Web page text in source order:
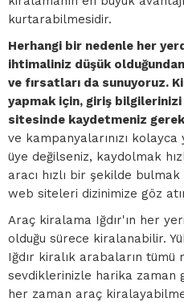
kurtarabilmesidir.
Herhangi bir nedenle her
ihtimaliniz düşük
ve fırsatları da sunuyoruz.
yapmak için, giriş
sitesinde kaydetmeniz
ve kampanyalarınızı
üye değilseniz, kaydolmak
aracı hızlı bir şekilde
web siteleri dizinimize göz
Araç kiralama Iğdır'ın her
olduğu sürece kiralanabilir.
Iğdır kiralık arabaların tümü
sevdiklerinizle harika zaman
her zaman araç